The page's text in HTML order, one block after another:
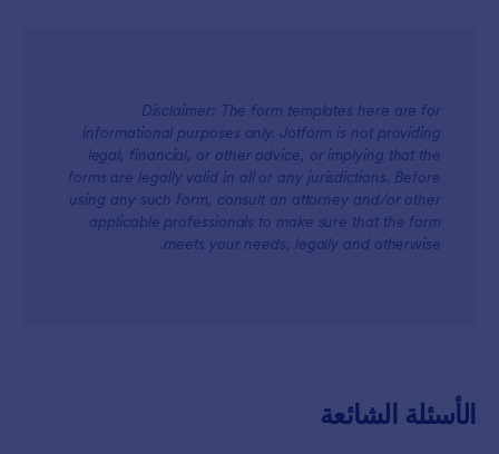
For Teams
Disclaimer: The form templates here are for
informational purposes only. Jotform is not providing
legal, financial, or other advice, or implying that the
forms are legally valid in all or any jurisdictions. Before
using any such form, consult an attorney and/or other
applicable professionals to make sure that the form
meets your needs, legally and otherwise.
الأسئلة الشائعة